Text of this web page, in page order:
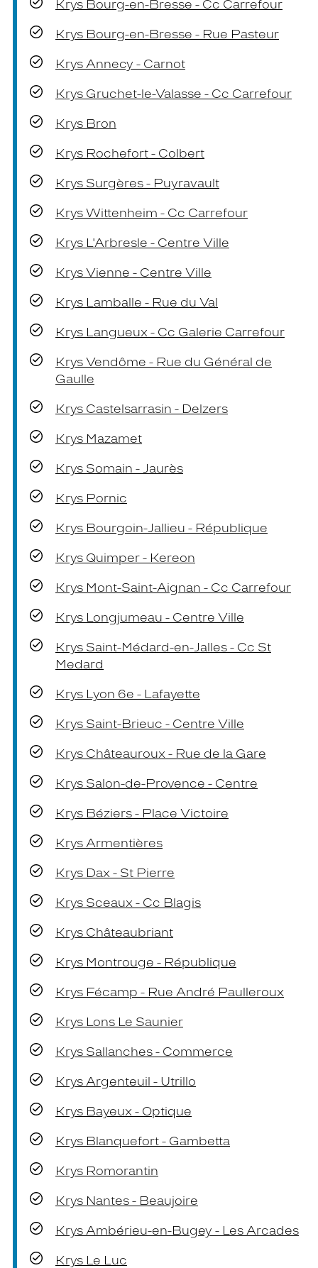
Krys Bourg-en-Bresse - Cc Carrefour
Krys Bourg-en-Bresse - Rue Pasteur
Krys Annecy - Carnot
Krys Gruchet-le-Valasse - Cc Carrefour
Krys Bron
Krys Rochefort - Colbert
Krys Surgères - Puyravault
Krys Wittenheim - Cc Carrefour
Krys L'Arbresle - Centre Ville
Krys Vienne - Centre Ville
Krys Lamballe - Rue du Val
Krys Langueux - Cc Galerie Carrefour
Krys Vendôme - Rue du Général de
Gaulle
Krys Castelsarrasin - Delzers
Krys Mazamet
Krys Somain - Jaurès
Krys Pornic
Krys Bourgoin-Jallieu - République
Krys Quimper - Kereon
Krys Mont-Saint-Aignan - Cc Carrefour
Krys Longjumeau - Centre Ville
Krys Saint-Médard-en-Jalles - Cc St
Medard
Krys Lyon 6e - Lafayette
Krys Saint-Brieuc - Centre Ville
Krys Châteauroux - Rue de la Gare
Krys Salon-de-Provence - Centre
Krys Béziers - Place Victoire
Krys Armentières
Krys Dax - St Pierre
Krys Sceaux - Cc Blagis
Krys Châteaubriant
Krys Montrouge - République
Krys Fécamp - Rue André Paulleroux
Krys Lons Le Saunier
Krys Sallanches - Commerce
Krys Argenteuil - Utrillo
Krys Bayeux - Optique
Krys Blanquefort - Gambetta
Krys Romorantin
Krys Nantes - Beaujoire
Krys Ambérieu-en-Bugey - Les Arcades
Krys Le Luc